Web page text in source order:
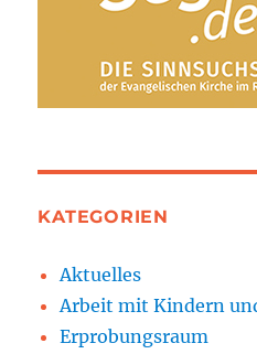
KATEGORIEN
Aktuelles
Arbeit mit Kindern
Erprobungsraum